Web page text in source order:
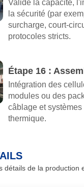
Valide la capacité,
la sécurité (par
surcharge, court-
protocoles stricts.
Étape 16 :
Intégration des
modules ou des
câblage et systèmes
thermique.
détails de la production